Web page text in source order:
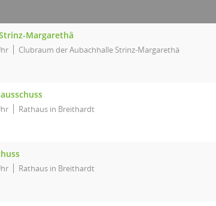
Margarethä
Clubraum der Aubachhalle Strinz-Margarethä
Rathaus in Breithardt
Rathaus in Breithardt